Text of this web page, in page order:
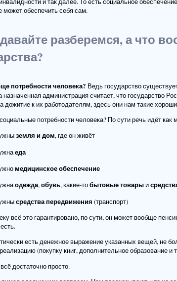
может обеспечить себя сам.
разберемся, а что
потребности человека? Ведь государство
администрация считает, что государство
дожитие к их работодателям, здесь они нам такие
потребности человека? По сути речь идёт
земля и дом, где он живёт
еда
медицинское обеспечение
одежда,обувь, какие-тобытовые товарыи
средства передвижения (транспорт)
всё это гарантировано, по сути, он может вообще
есть денежное выражение указанных вещей, не
(покупку книг, дополнительное образование и
достаточно просто.